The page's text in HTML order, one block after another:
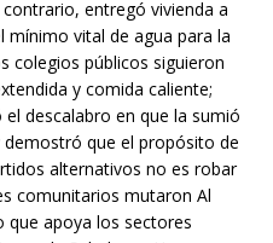
entregó vivienda a
mínimo vital de agua para la
colegios públicos siguieron
y comida caliente;
descalabro en que la sumió
que el propósito de
alternativos no es robar
comunitarios mutaron Al
que apoya los sectores